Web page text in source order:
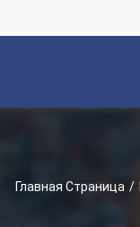
Главная Страница /